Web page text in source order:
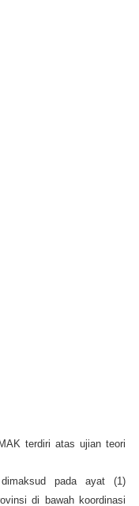
terdiri atas ujian teori
pada ayat (1)
di bawah koordinasi